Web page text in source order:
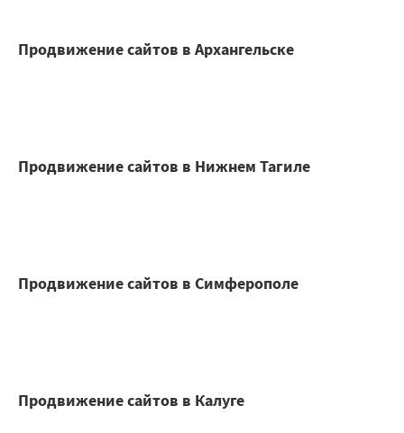
Продвижение сайтов в Архангельске
Продвижение сайтов в Нижнем Тагиле
Продвижение сайтов в Симферополе
Продвижение сайтов в Калуге